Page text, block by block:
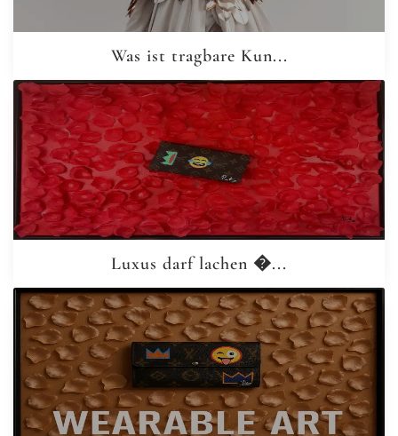
Was ist tragbare Kun...
Luxus darf lachen �...